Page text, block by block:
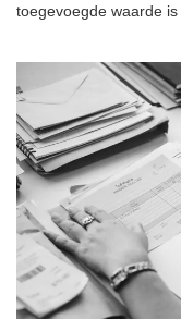
toegevoegde waarde